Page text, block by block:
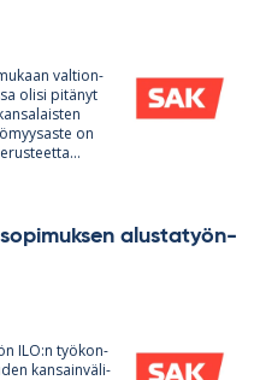
val­tion­
olisi pi­tä­nyt
on
so­pi­muk­sen alus­ta­työn­
ILO:n työ­kon­
kan­sain­vä­li­